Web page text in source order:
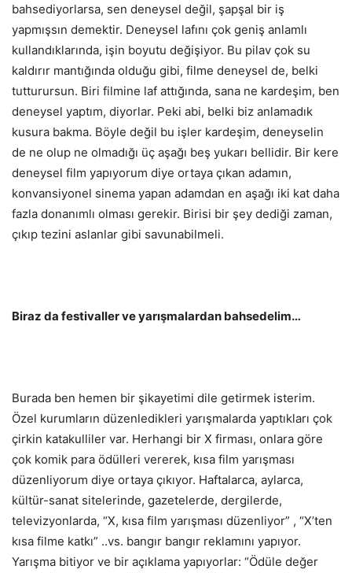
bahsediyorlarsa, sen deneysel değil, şapşal bir iş
yapmışsın demektir. Deneysel lafını çok geniş anlamlı
kullandıklarında, işin boyutu değişiyor. Bu pilav çok su
kaldırır mantığında olduğu gibi, filme deneysel de, belki
tutturursun. Biri filmine laf attığında, sana ne kardeşim, ben
deneysel yaptım, diyorlar. Peki abi, belki biz anlamadık
kusura bakma. Böyle değil bu işler kardeşim, deneyselin
de ne olup ne olmadığı üç aşağı beş yukarı bellidir. Bir kere
deneysel film yapıyorum diye ortaya çıkan adamın,
konvansiyonel sinema yapan adamdan en aşağı iki kat daha
fazla donanımlı olması gerekir. Birisi bir şey dediği zaman,
çıkıp tezini aslanlar gibi savunabilmeli.
Biraz da festivaller ve yarışmalardan bahsedelim…
Burada ben hemen bir şikayetimi dile getirmek isterim.
Özel kurumların düzenledikleri yarışmalarda yaptıkları çok
çirkin katakulliler var. Herhangi bir X firması, onlara göre
çok komik para ödülleri vererek, kısa film yarışması
düzenliyorum diye ortaya çıkıyor. Haftalarca, aylarca,
kültür-sanat sitelerinde, gazetelerde, dergilerde,
televizyonlarda, “X, kısa film yarışması düzenliyor” , “X’ten
kısa filme katkı” ..vs. bangır bangır reklamını yapıyor.
Yarışma bitiyor ve bir açıklama yapıyorlar: “Ödüle değer